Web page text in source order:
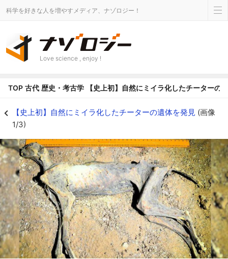
科学を好きな人を増やすメディア、ナゾロジー！
Love science , enjoy !
TOP 古代 歴史・考古学 【史上初】自然にミイラ化したチーターの
【史上初】自然にミイラ化したチーターの遺体を発見 (画像
1/3)